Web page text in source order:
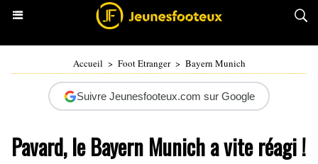
Accueil > Foot Etranger > Bayern Munich
Suivre Jeunesfooteux.com sur Google
Pavard, le Bayern Munich a vite réagi !